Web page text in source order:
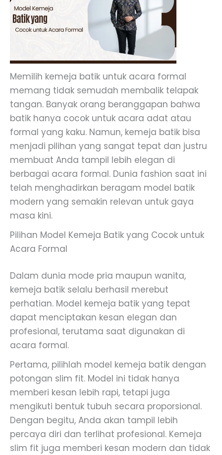
Memilih kemeja batik untuk acara formal
memang tidak semudah membalik telapak
tangan. Banyak orang beranggapan bahwa
batik hanya cocok untuk acara adat atau
formal yang kaku. Namun, kemeja batik bisa
menjadi pilihan yang sangat tepat dan justru
membuat Anda tampil lebih elegan di
berbagai acara formal. Dunia fashion saat ini
telah menghadirkan beragam model batik
modern yang semakin relevan untuk gaya
masa kini.
Pilihan Model Kemeja Batik yang Cocok untuk
Acara Formal
Dalam dunia mode pria maupun wanita,
kemeja batik selalu berhasil merebut
perhatian. Model kemeja batik yang tepat
dapat menciptakan kesan elegan dan
profesional, terutama saat digunakan di
acara formal.
Pertama, pilihlah model kemeja batik dengan
potongan slim fit. Model ini tidak hanya
memberi kesan lebih rapi, tetapi juga
mengikuti bentuk tubuh secara proporsional.
Dengan begitu, Anda akan tampil lebih
percaya diri dan terlihat profesional. Kemeja
slim fit juga memberi kesan modern dan tidak